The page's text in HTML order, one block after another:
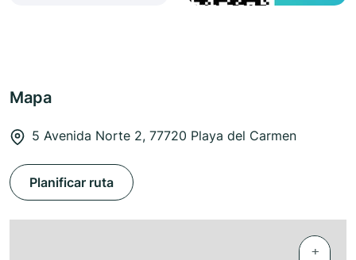
Mapa
5 Avenida Norte 2, 77720 Playa del Carmen
Planificar ruta
+